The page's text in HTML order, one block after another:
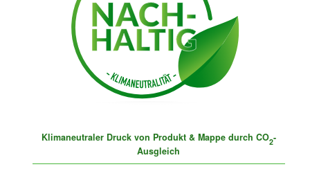
Klimaneutraler Druck von Produkt & Mappe durch CO2-
Ausgleich